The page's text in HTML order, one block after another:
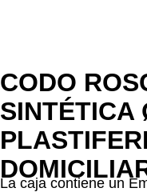
CODO
La caja contiene un